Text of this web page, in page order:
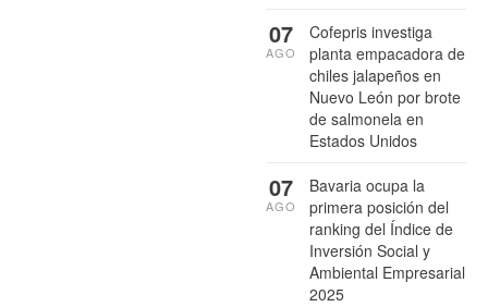
Cofepris investiga
planta empacadora de
chiles jalapeños en
Nuevo León por brote
de salmonela en
Estados Unidos
07
AGO
Bavaria ocupa la
primera posición del
ranking del Índice de
Inversión Social y
Ambiental Empresarial
2025
07
AGO